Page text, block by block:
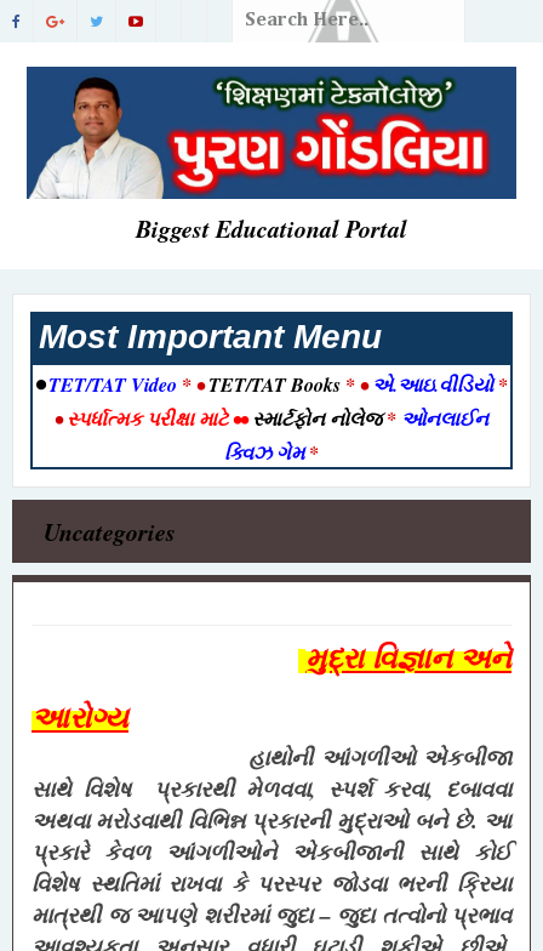
Biggest Educational Portal
Most Important Menu
•TET/TAT Video * •TET/TAT Books * •એ.આઇ.વીડિયો*
•સ્પર્ધાત્મક પરીક્ષા માટે••સ્માર્ટફોન નોલેજ* ઓનલાઈન
ક્વિઝ ગેમ*
Uncategories
મુદ્રા વિજ્ઞાન અને
આરોગ્ય
હાથોની આંગળીઓ એકબીજા
સાથે વિશેષ
પ્રકારથી મેળવવા, સ્પર્શ કરવા,
દબાવવા
અથવા મરોડવાથી વિભિન્ન પ્રકારની મુદ્રાઓ બને છે. આ
પ્રકારે કેવળ આંગળીઓને એકબીજાની સાથે
કોઈ
વિશેષ સ્થતિમાં રાખવા કે પરસ્પર જોડવા ભરની ક્રિયા
માત્રથી જ આપણે શરીરમાં જુદા– જુદા તત્વોનો પ્રભાવ